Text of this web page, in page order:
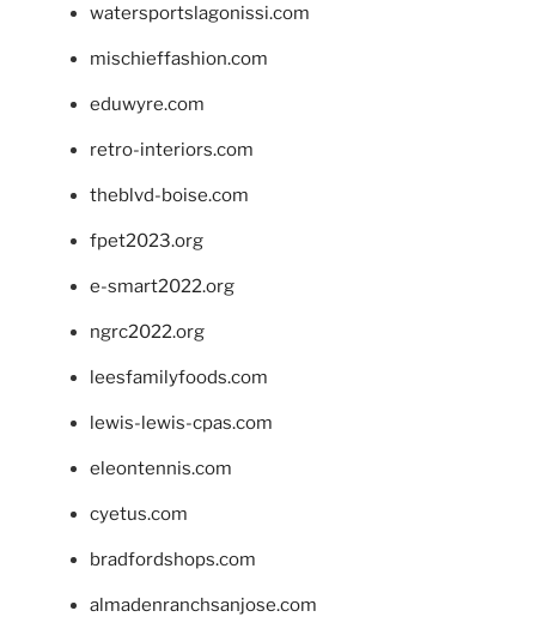
watersportslagonissi.com
mischieffashion.com
eduwyre.com
retro-interiors.com
theblvd-boise.com
fpet2023.org
e-smart2022.org
ngrc2022.org
leesfamilyfoods.com
lewis-lewis-cpas.com
eleontennis.com
cyetus.com
bradfordshops.com
almadenranchsanjose.com